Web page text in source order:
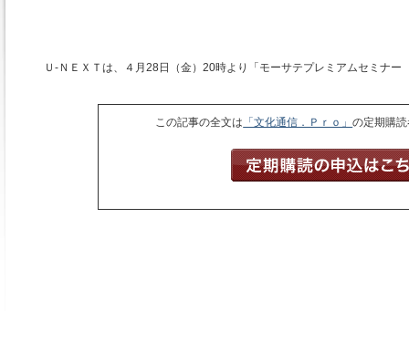
Ｕ‐ＮＥＸＴは、４月28日（金）20時より「モーサテプレミアムセミナ
この記事の全文は 「文化通信．Ｐｒｏ」の定期購